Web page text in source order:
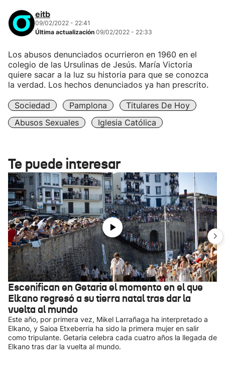
eitb
09/02/2022 - 22:41
Última actualización 09/02/2022 - 22:33
Los abusos denunciados ocurrieron en 1960 en el
colegio de las Ursulinas de Jesús. María Victoria
quiere sacar a la luz su historia para que se conozca
la verdad. Los hechos denunciados ya han prescrito.
Sociedad Pamplona
Titulares De Hoy
Abusos Sexuales
Iglesia Católica
Te puede interesar
Escenifican en Getaria el momento en el que
Elkano regresó a su tierra natal tras dar la
vuelta al mundo
Este año, por primera vez, Mikel Larrañaga ha interpretado a
Elkano, y Saioa Etxeberria ha sido la primera mujer en salir
como tripulante. Getaria celebra cada cuatro años la llegada de
Elkano tras dar la vuelta al mundo.